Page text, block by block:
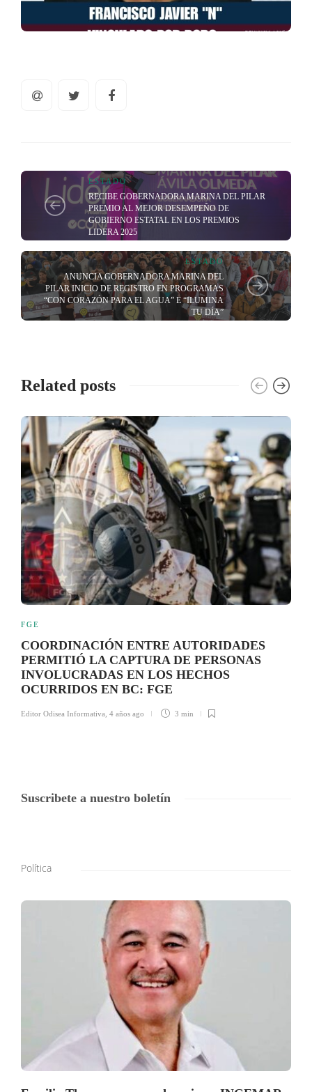
ESTADO
RECIBE GOBERNADORA MARINA DEL PILAR
PREMIO AL MEJOR DESEMPEÑO DE
GOBIERNO ESTATAL EN LOS PREMIOS
LIDERA 2025
ESTADO
ANUNCIA GOBERNADORA MARINA DEL
PILAR INICIO DE REGISTRO EN PROGRAMAS
“CON CORAZÓN PARA EL AGUA” E “ILUMINA
TU DÍA”
Related posts
FGE
COORDINACIÓN ENTRE AUTORIDADES
PERMITIÓ LA CAPTURA DE PERSONAS
INVOLUCRADAS EN LOS HECHOS
OCURRIDOS EN BC: FGE
Editor Odisea Informativa 4 años ago 3 min
Suscribete a nuestro boletín
Política